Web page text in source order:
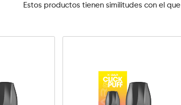
Estos productos tienen similitudes con el